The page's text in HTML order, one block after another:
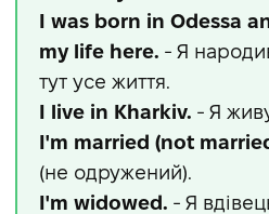
I was born in Odessa
my life here. - Я
тут усе життя.
I live in Kharkiv. - Я
I'm married (not
(не одружений).
I'm widowed. - Я